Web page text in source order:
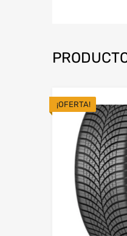
¡OFERTA!